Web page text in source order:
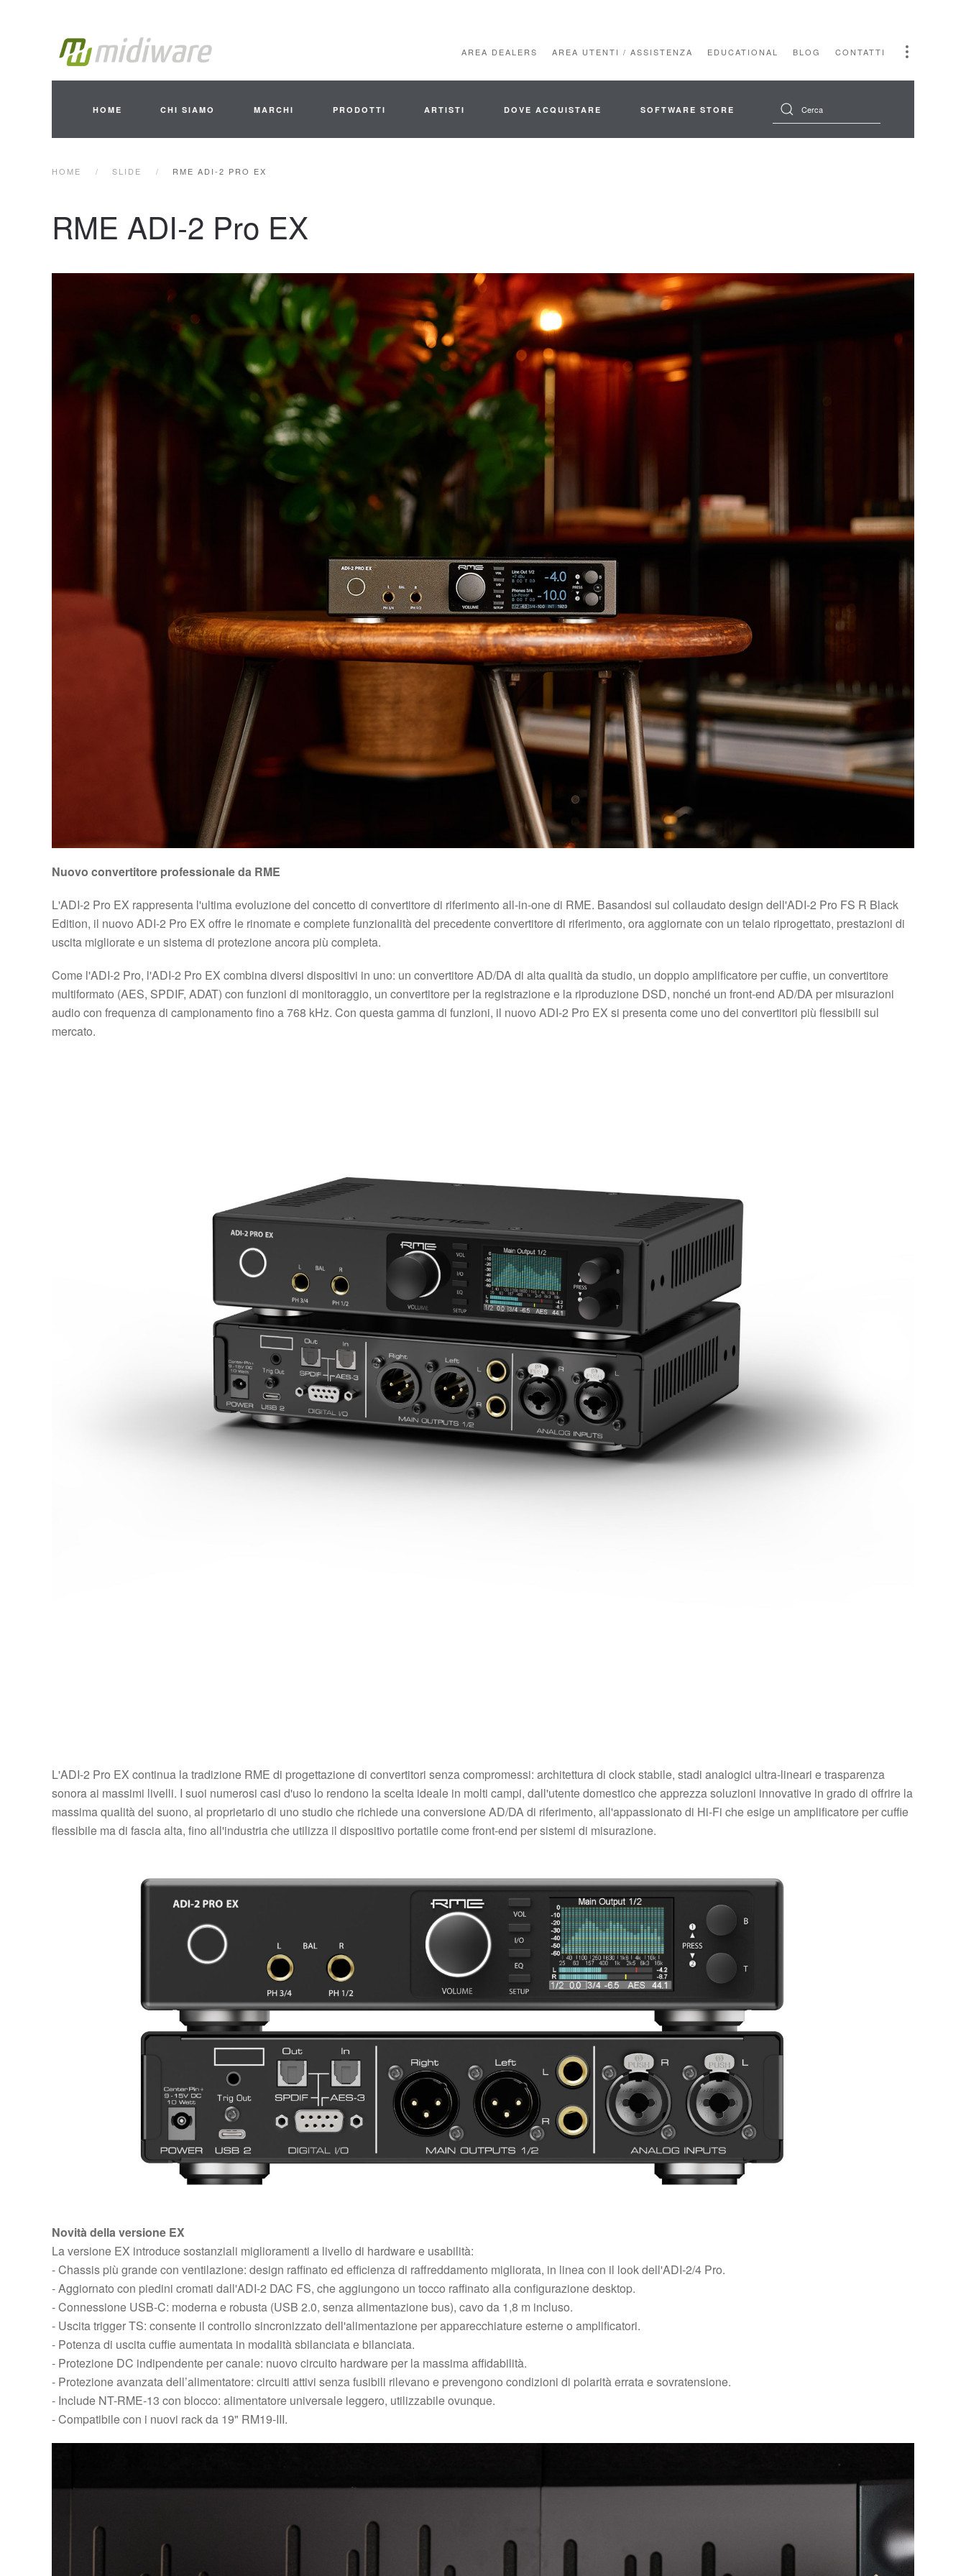
AREA DEALERS AREA UTENTI / ASSISTENZA EDUCATIONAL BLOG CONTATTI
HOME CHI SIAMO MARCHI PRODOTTI ARTISTI DOVE ACQUISTARE SOFTWARE STORE
HOME SLIDE RME ADI-2 PRO EX
RME ADI-2 Pro EX
Nuovo convertitore professionale da RME
L'ADI-2 Pro EX rappresenta l'ultima evoluzione del concetto di convertitore di riferimento all-in-one di RME. Basandosi sul collaudato design dell'ADI-2 Pro FS R Black
Edition, il nuovo ADI-2 Pro EX offre le rinomate e complete funzionalità del precedente convertitore di riferimento, ora aggiornate con un telaio riprogettato, prestazioni di
uscita migliorate e un sistema di protezione ancora più completa.
Come l'ADI-2 Pro, l'ADI-2 Pro EX combina diversi dispositivi in uno: un convertitore AD/DA di alta qualità da studio, un doppio amplificatore per cuffie, un convertitore
multiformato (AES, SPDIF, ADAT) con funzioni di monitoraggio, un convertitore per la registrazione e la riproduzione DSD, nonché un front-end AD/DA per misurazioni
audio con frequenza di campionamento fino a 768 kHz. Con questa gamma di funzioni, il nuovo ADI-2 Pro EX si presenta come uno dei convertitori più flessibili sul
mercato.
L'ADI-2 Pro EX continua la tradizione RME di progettazione di convertitori senza compromessi: architettura di clock stabile, stadi analogici ultra-lineari e trasparenza
sonora ai massimi livelli. I suoi numerosi casi d'uso lo rendono la scelta ideale in molti campi, dall'utente domestico che apprezza soluzioni innovative in grado di offrire la
massima qualità del suono, al proprietario di uno studio che richiede una conversione AD/DA di riferimento, all'appassionato di Hi-Fi che esige un amplificatore per cuffie
flessibile ma di fascia alta, fino all'industria che utilizza il dispositivo portatile come front-end per sistemi di misurazione.
Novità della versione EX
La versione EX introduce sostanziali miglioramenti a livello di hardware e usabilità:
- Chassis più grande con ventilazione: design raffinato ed efficienza di raffreddamento migliorata, in linea con il look dell'ADI-2/4 Pro.
- Aggiornato con piedini cromati dall'ADI-2 DAC FS, che aggiungono un tocco raffinato alla configurazione desktop.
- Connessione USB-C: moderna e robusta (USB 2.0, senza alimentazione bus), cavo da 1,8 m incluso.
- Uscita trigger TS: consente il controllo sincronizzato dell'alimentazione per apparecchiature esterne o amplificatori.
- Potenza di uscita cuffie aumentata in modalità sbilanciata e bilanciata.
- Protezione DC indipendente per canale: nuovo circuito hardware per la massima affidabilità.
- Protezione avanzata dell’alimentatore: circuiti attivi senza fusibili rilevano e prevengono condizioni di polarità errata e sovratensione.
- Include NT-RME-13 con blocco: alimentatore universale leggero, utilizzabile ovunque.
- Compatibile con i nuovi rack da 19" RM19-III.